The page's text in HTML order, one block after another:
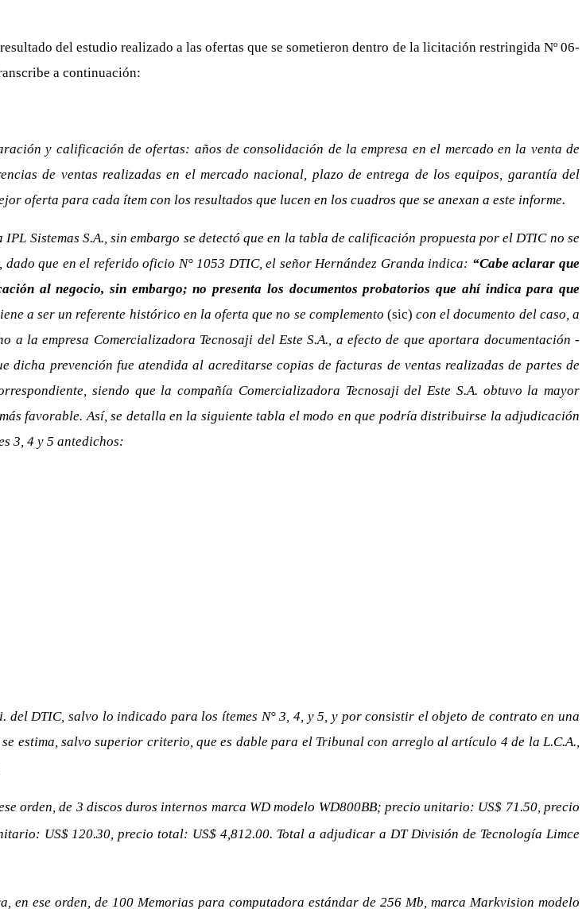
del estudio realizado a las ofertas que se sometieron dentro de la licitación restringida Nº 06-
a continuación:
y calificación de ofertas: años de consolidación de la empresa en el mercado en la venta de
de ventas realizadas en el mercado nacional, plazo de entrega de los equipos, garantía del
oferta para cada ítem con los resultados que lucen en los cuadros que se anexan a este informe.
Sistemas S.A., sin embargo se detectó que en la tabla de calificación propuesta por el DTIC no se
que en el referido oficio N° 1053 DTIC, el señor Hernández Granda indica: “Cabe aclarar que
al negocio, sin embargo; no presenta los documentos probatorios que ahí indica para que
a ser un referente histórico en la oferta que no se complemento (sic)con el documento del caso, a
la empresa Comercializadora Tecnosaji del Este S.A., a efecto de que aportara documentación -
prevención fue atendida al acreditarse copias de facturas de ventas realizadas de partes de
siendo que la compañía Comercializadora Tecnosaji del Este S.A. obtuvo la mayor
favorable. Así, se detalla en la siguiente tabla el modo en que podría distribuirse la adjudicación
3, 4 y 5 antedichos:
DTIC, salvo lo indicado para los ítemes N° 3, 4, y 5, y por consistir el objeto de contrato en una
estima, salvo superior criterio, que es dable para el Tribunal con arreglo al artículo 4 de la L.C.A.,
orden, de 3 discos duros internos marca WD modelo WD800BB; precio unitario: US$ 71.50, precio
US$ 120.30, precio total: US$ 4,812.00. Total a adjudicar a DT División de Tecnología Limce
en ese orden, de 100 Memorias para computadora estándar de 256 Mb, marca Markvision modelo